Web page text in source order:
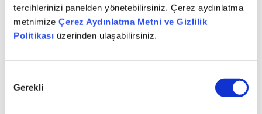
tercihlerinizi panelden yönetebilirsiniz. Çerez aydınlatma
metnimize Çerez Aydınlatma Metni ve Gizlilik
Politikası üzerinden ulaşabilirsiniz.
Seçimi
Gerekli
Tezgahüstü Türev
Sabit Gelirli Menkul